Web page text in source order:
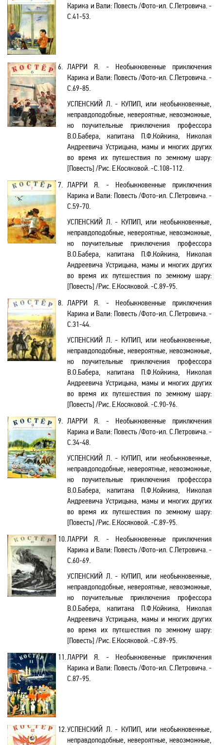
Карика и Вали: Повесть /Фото-ил. С.Петровича. -
C.41-53.
6. ЛАРРИ Я. - Необыкновенные приключения
Карика и Вали: Повесть /Фото-ил. С.Петровича. -
C.69-85.
УСПЕНСКИЙ Л. - КУПИП, или необыкновенные,
неправдоподобные, невероятные, невозможные,
но поучительные приключения профессора
В.О.Бабера, капитана П.Ф.Койкина, Николая
Андреевича Устрицына, мамы и многих других
во время их путешествия по земному шару:
[Повесть] /Рис. Е.Косяковой. -С.108-112.
7. ЛАРРИ Я. - Необыкновенные приключения
Карика и Вали: Повесть /Фото-ил. С.Петровича. -
C.59-70.
УСПЕНСКИЙ Л. - КУПИП, или необыкновенные,
неправдоподобные, невероятные, невозможные,
но поучительные приключения профессора
В.О.Бабера, капитана П.Ф.Койкина, Николая
Андреевича Устрицына, мамы и многих других
во время их путешествия по земному шару:
[Повесть] /Рис. Е.Косяковой. -С.89-95.
8. ЛАРРИ Я. - Необыкновенные приключения
Карика и Вали: Повесть /Фото-ил. С.Петровича. -
C.31-44.
УСПЕНСКИЙ Л. - КУПИП, или необыкновенные,
неправдоподобные, невероятные, невозможные,
но поучительные приключения профессора
В.О.Бабера, капитана П.Ф.Койкина, Николая
Андреевича Устрицына, мамы и многих других
во время их путешествия по земному шару:
[Повесть] /Рис. Е.Косяковой. -С.90-96.
9. ЛАРРИ Я. - Необыкновенные приключения
Карика и Вали: Повесть /Фото-ил. С.Петровича. -
C.34-48.
УСПЕНСКИЙ Л. - КУПИП, или необыкновенные,
неправдоподобные, невероятные, невозможные,
но поучительные приключения профессора
В.О.Бабера, капитана П.Ф.Койкина, Николая
Андреевича Устрицына, мамы и многих других
во время их путешествия по земному шару:
[Повесть] /Рис. Е.Косяковой. -С.89-95.
10.ЛАРРИ Я. - Необыкновенные приключения
Карика и Вали: Повесть /Фото-ил. С.Петровича. -
C.60-69.
УСПЕНСКИЙ Л. - КУПИП, или необыкновенные,
неправдоподобные, невероятные, невозможные,
но поучительные приключения профессора
В.О.Бабера, капитана П.Ф.Койкина, Николая
Андреевича Устрицына, мамы и многих других
во время их путешествия по земному шару:
[Повесть] /Рис. Е.Косяковой. -С.89-95.
11.ЛАРРИ Я. - Необыкновенные приключения
Карика и Вали: Повесть /Фото-ил. С.Петровича. -
C.87-95.
12.УСПЕНСКИЙ Л. - КУПИП, или необыкновенные,
неправдоподобные, невероятные, невозможные,